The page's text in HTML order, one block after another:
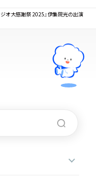
オ大感謝祭 2025』伊集院光の出演